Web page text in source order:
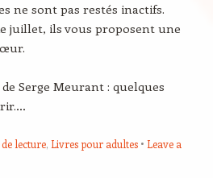
ne sont pas restés inactifs.
juillet, ils vous proposent une
Serge Meurant : quelques
lecture, Livres pour adultes
Leave a